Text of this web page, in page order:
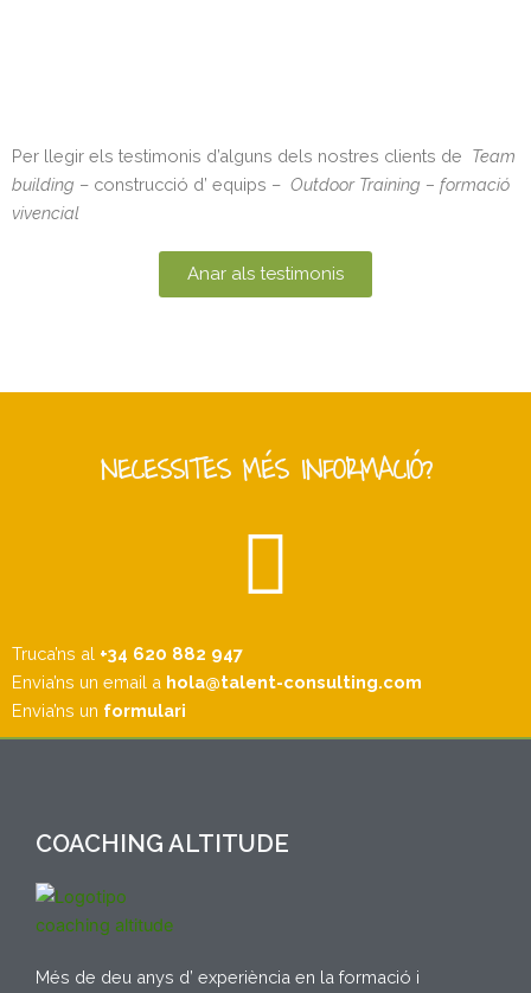
Per llegir els testimonis d’alguns dels nostres clients de Team
building – construcció d’ equips – Outdoor Training – formació
vivencial
Anar als testimonis
NECESSITES MÉS INFORMACIÓ?
Truca’ns al +34 620 882 947
Envia’ns un email a hola@talent-consulting.com
Envia’ns un formulari
COACHING ALTITUDE
Més de deu anys d’ experiència en la formació i